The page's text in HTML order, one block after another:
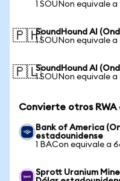
1 SOUNon equivale a
🇵🇭SoundHound AI
1 SOUNon equivale
🇵🇱SoundHound AI
1 SOUNon equivale a
Convierte otros RWA
Bank of America
estadounidense
1 BACon equivale a
Sprott Uranium